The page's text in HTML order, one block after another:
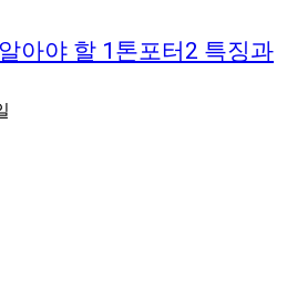
아야 할 1톤포터2 특징과